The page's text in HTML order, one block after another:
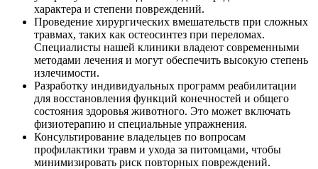
характера и степени повреждений.
Проведение хирургических вмешательств при сложных
травмах, таких как остеосинтез при переломах.
Специалисты нашей клиники владеют современными
методами лечения и могут обеспечить высокую степень
излечимости.
Разработку индивидуальных программ реабилитации
для восстановления функций конечностей и общего
состояния здоровья животного. Это может включать
физиотерапию и специальные упражнения.
Консультирование владельцев по вопросам
профилактики травм и ухода за питомцами, чтобы
минимизировать риск повторных повреждений.